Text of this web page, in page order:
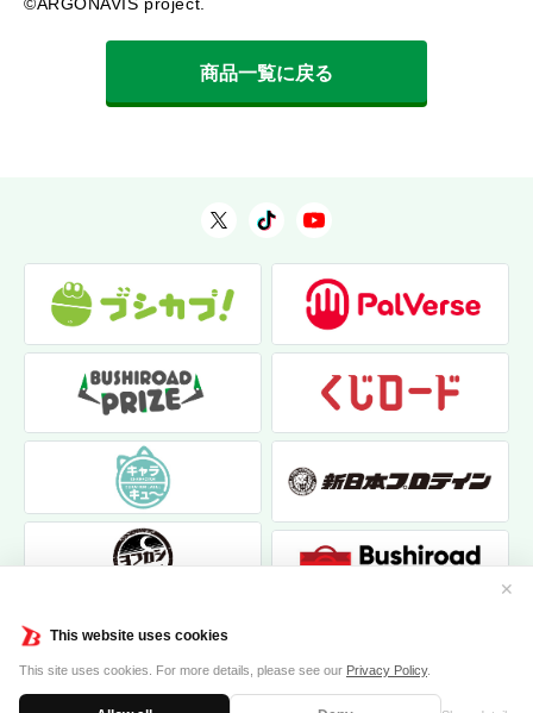
This website uses cookies
This site uses cookies. For more details, please see our Privacy Policy.
✕
商品一覧に戻る